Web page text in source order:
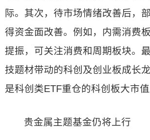
际。其次，待市场情绪改善后，
得资金面改善。例如，内需消费
提振，可关注消费和周期板块。
技题材带动的科创及创业板成长
是科创类ETF重仓的科创板大市值
贵金属主题基金仍将上行